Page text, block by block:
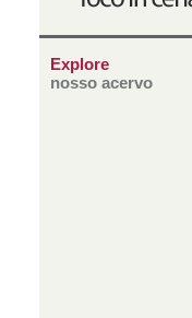
Explore
nosso acervo